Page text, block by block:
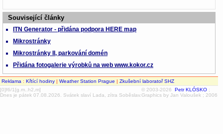
Související články
ITN Generator - přidána podpora HERE map
Mikrostránky
Mikrostránky II, parkování domén
Přidána fotogalerie výrobků na web www.kokor.cz
Reklama : Křtící hodiny | Weather Station Prague | Zkušební laboratoř SHZ
[0]f6/1[g.m..h2,m]
Dnes je pátek 07.08.2026. Svátek slaví Lada, zítra Soběslav.
© 2003-2026 Petr KLÓSKO ;
Graphics by Jan Valoušek ; 2006